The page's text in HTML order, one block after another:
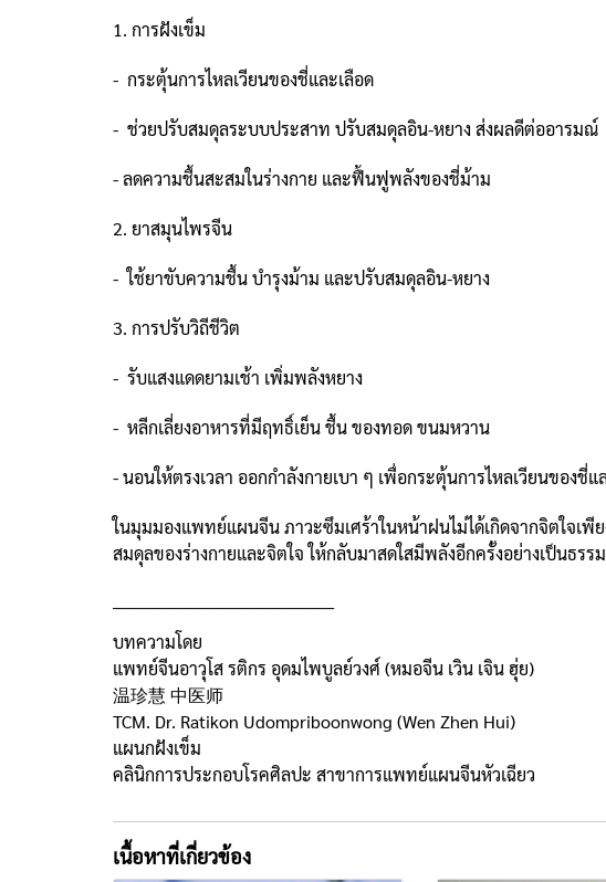
1. การฝังเข็ม
- กระตุ้นการไหลเวียนของชี่และเลือด
- ช่วยปรับสมดุลระบบประสาท ปรับสมดุลอิน-หยาง ส่งผลดีต่ออารมณ์
- ลดความชื้นสะสมในร่างกาย และฟื้นฟูพลังของชี่ม้าม
2. ยาสมุนไพรจีน
- ใช้ยาขับความชื้น บำรุงม้าม และปรับสมดุลอิน-หยาง
3. การปรับวิถีชีวิต
- รับแสงแดดยามเช้า เพิ่มพลังหยาง
- หลีกเลี่ยงอาหารที่มีฤทธิ์เย็น ชื้น ของทอด ขนมหวาน
- นอนให้ตรงเวลา ออกกำลังกายเบา ๆ เพื่อกระตุ้นการไหลเวียนของชี่แ
ในมุมมองแพทย์แผนจีน ภาวะซึมเศร้าในหน้าฝนไม่ได้เกิดจากจิตใจเ
สมดุลของร่างกายและจิตใจ ให้กลับมาสดใสมีพลังอีกครั้งอย่างเป็นธรร
บทความโดย
แพทย์จีนอาวุโส รติกร อุดมไพบูลย์วงศ์ (หมอจีน เวิน เจิน ฮุ่ย)
温珍慧 中医师
TCM. Dr. Ratikon Udompriboonwong (Wen Zhen Hui)
แผนกฝังเข็ม
คลินิกการประกอบโรคศิลปะ สาขาการแพทย์แผนจีนหัวเฉียว
เนื้อหาที่เกี่ยวข้อง